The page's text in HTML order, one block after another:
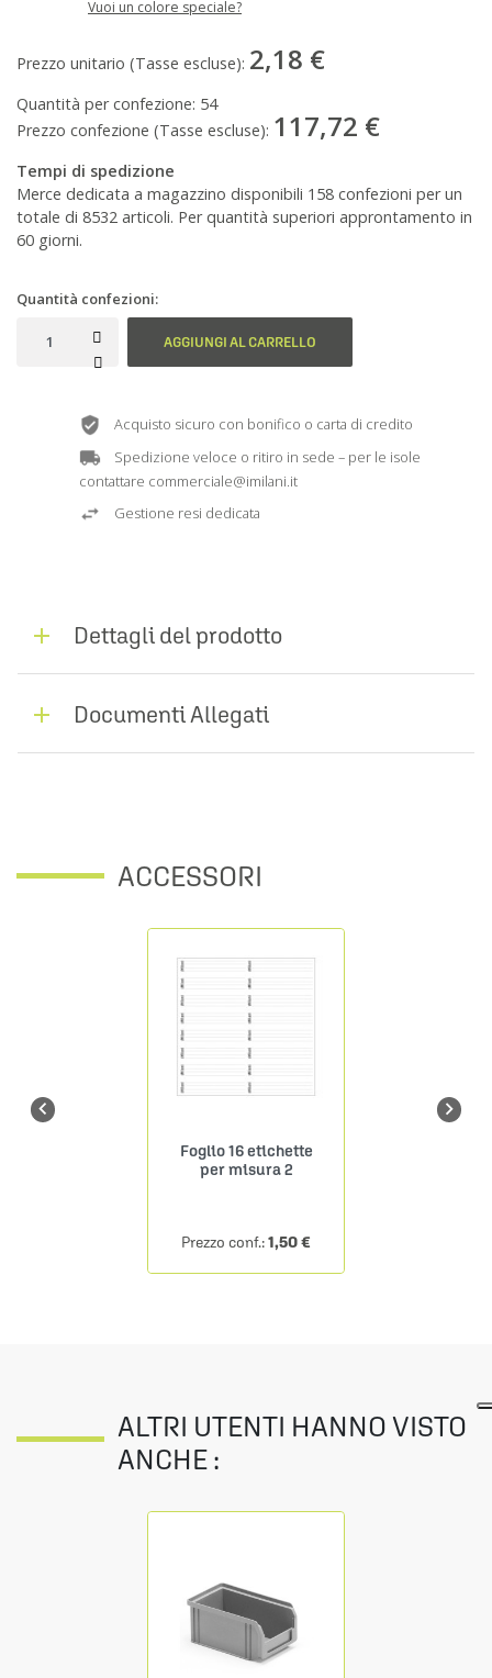
Vuoi un colore speciale?
Prezzo unitario (Tasse escluse): 2,18 €
Quantità per confezione: 54
Prezzo confezione (Tasse escluse): 117,72 €
Tempi di spedizione
Merce dedicata a magazzino disponibili 158 confezioni per un
totale di 8532 articoli. Per quantità superiori approntamento in
60 giorni.
Quantità confezioni:
AGGIUNGI AL CARRELLO
Acquisto sicuro con bonifico o carta di credito
Spedizione veloce o ritiro in sede – per le isole
contattare commerciale@imilani.it
Gestione resi dedicata
Dettagli del prodotto
Documenti Allegati
ACCESSORI

Foglio 16 etichette
per misura 2
Prezzo conf.:1,50 €

ALTRI UTENTI HANNO VISTO
ANCHE :